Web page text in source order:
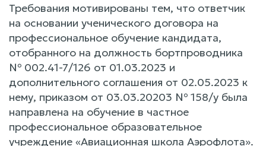
Требования мотивированы тем, что ответчик
на основании ученического договора на
профессиональное обучение кандидата,
отобранного на должность бортпроводника
№ 002.41-7/126 от 01.03.2023 и
дополнительного соглашения от 02.05.2023 к
нему, приказом от 03.03.20203 № 158/у была
направлена на обучение в частное
профессиональное образовательное
учреждение «Авиационная школа Аэрофлота».